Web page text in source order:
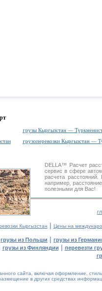
грузы Кыргызстан —
грузоперевозки Кыргызстан —
DELLA™ Расчет
сервис в сфере
расчета
например,
полезными для Вас!
Кыргызстан | Цены на
грузы из Польши | грузы из
грузы из Финляндии | перевезти
сайта, включая оформление,
в других средствах